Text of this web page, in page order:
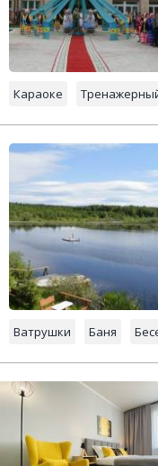
Караоке
Ватрушки Баня